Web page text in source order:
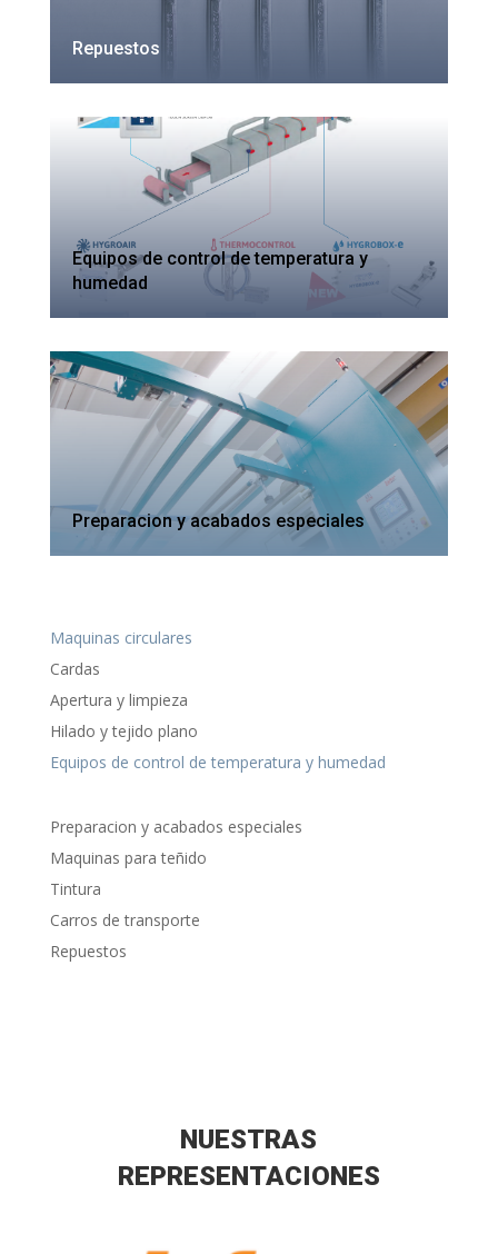
Repuestos
Equipos de control de temperatura y
humedad
Preparacion y acabados especiales
Maquinas circulares
Cardas
Apertura y limpieza
Hilado y tejido plano
Equipos de control de temperatura y humedad
Preparacion y acabados especiales
Maquinas para teñido
Tintura
Carros de transporte
Repuestos
NUESTRAS
REPRESENTACIONES